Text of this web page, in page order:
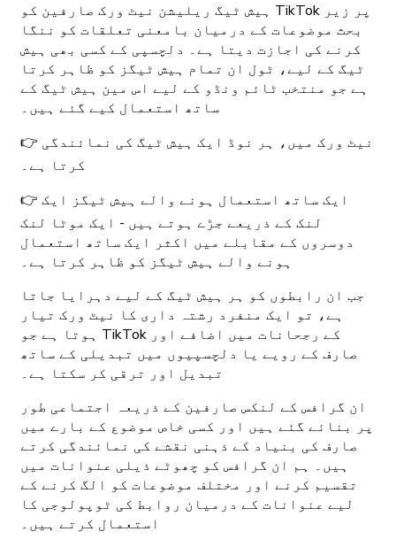
ہیش ٹیگ ریلیشن نیٹ ورک صارفین کو TikTok پر زیر
بحث موضوعات کے درمیان بامعنی تعلقات کو ننگا
کرنے کی اجازت دیتا ہے۔ دلچسپی کے کسی بھی ہیش
ٹیگ کے لیے، ٹول ان تمام ہیش ٹیگز کو ظاہر کرتا
ہے جو منتخب ٹائم ونڈو کے لیے اس مین ہیش ٹیگ کے
ساتھ استعمال کیے گئے ہیں۔
👉 نیٹ ورک میں، ہر نوڈ ایک ہیش ٹیگ کی نمائندگی
کرتا ہے۔
👉 ایک ساتھ استعمال ہونے والے ہیش ٹیگز ایک
لنک کے ذریعے جڑے ہوتے ہیں - ایک موٹا لنک
دوسروں کے مقابلے میں اکثر ایک ساتھ استعمال
ہونے والے ہیش ٹیگز کو ظاہر کرتا ہے۔
جب ان رابطوں کو ہر ہیش ٹیگ کے لیے دہرایا جاتا
ہے، تو ایک منفرد رشتہ داری کا نیٹ ورک تیار
ہوتا ہے جو TikTok کے رجحانات میں اضافے اور
صارف کے رویے یا دلچسپیوں میں تبدیلی کے ساتھ
تبدیل اور ترقی کر سکتا ہے۔
ان گرافس کے لنکس صارفین کے ذریعہ اجتماعی طور
پر بنائے گئے ہیں اور کسی خاص موضوع کے بارے میں
صارف کی بنیاد کے ذہنی نقشے کی نمائندگی کرتے
ہیں۔ ہم ان گرافس کو چھوٹے ذیلی عنوانات میں
تقسیم کرنے اور مختلف موضوعات کو الگ کرنے کے
لیے عنوانات کے درمیان روابط کی ٹوپولوجی کا
استعمال کرتے ہیں۔